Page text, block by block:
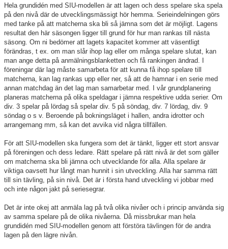
Hela grundidén med SIU-modellen är att lagen och dess spelare ska spela
på den nivå där de utvecklingsmässigt hör hemma. Serieindelningen görs
med tanke på att matcherna ska bli så jämna som det är möjligt. Lagens
resultat den här säsongen ligger till grund för hur man rankas till nästa
säsong. Om ni bedömer att lagets kapacitet kommer att väsentligt
förändras, t ex. om man slår ihop lag eller om många spelare slutat, kan
man ange detta på anmälningsblanketten och få rankingen ändrad. I
föreningar där lag måste samarbeta för att kunna få ihop spelare till
matcherna, kan lag rankas upp eller ner, så att de hamnar i en serie med
annan matchdag än det lag man samarbetar med. I vår grundplanering
planeras matcherna på olika speldagar i jämna respektive udda serier. Om
div. 3 spelar på lördag så spelar div. 5 på söndag, div. 7 lördag, div. 9
söndag o s v. Beroende på bokningsläget i hallen, andra idrotter och
arrangemang mm, så kan det avvika vid några tillfällen.
För att SIU-modellen ska fungera som det är tänkt, ligger ett stort ansvar
på föreningen och dess ledare. Rätt spelare på rätt nivå är det som gäller
om matcherna ska bli jämna och utvecklande för alla. Alla spelare är
viktiga oavsett hur långt man hunnit i sin utveckling. Alla har samma rätt
till sin tävling, på sin nivå. Det är i första hand utveckling vi jobbar med
och inte någon jakt på seriesegrar.
Det är inte okej att anmäla lag på två olika nivåer och i princip använda sig
av samma spelare på de olika nivåerna. Då missbrukar man hela
grundidén med SIU-modellen genom att förstöra tävlingen för de andra
lagen på den lägre nivån.